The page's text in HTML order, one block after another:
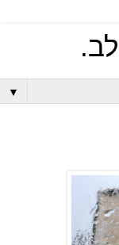
▼